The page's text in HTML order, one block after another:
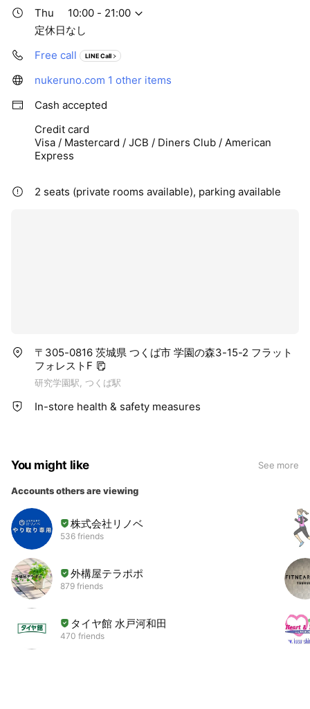
Thu
10:00 - 21:00
定休日なし
Free call
LINE Call
nukeruno.com 1 other items
Cash accepted
Credit card
Visa / Mastercard / JCB / Diners Club / American
Express
2 seats (private rooms available), parking available
〒305-0816 茨城県 つくば市 学園の森3-15-2 フラット
フォレストF
研究学園駅, つくば駅
In-store health & safety measures
You might like See more
Accounts others are viewing
株式会社リノベ
536 friends
外構屋テラポポ
879 friends
タイヤ館 水戸河和田
470 friends